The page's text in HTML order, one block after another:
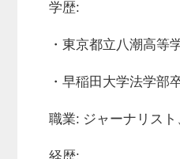
学歴:
・東京都立八潮高等
・早稲田大学法学部
職業: ジャーナリス
経歴: